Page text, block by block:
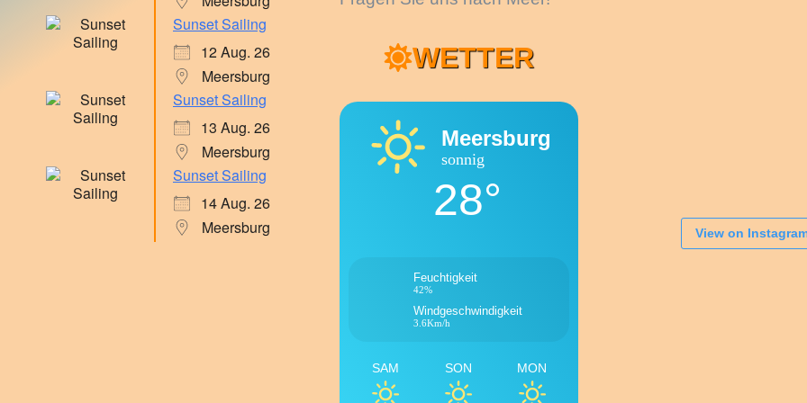
Sunset Sailing
12 Aug. 26
Meersburg
Sunset Sailing
13 Aug. 26
Meersburg
Sunset Sailing
14 Aug. 26
Meersburg
WETTER
Meersburg
sonnig
28°
Feuchtigkeit
42%
Windgeschwindigkeit
3.6Km/h
SAM SON MON
View on